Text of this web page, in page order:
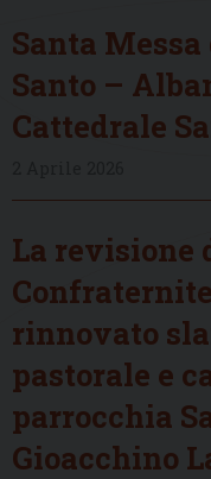
Santa
Santo –
Cattedrale
La revisione
rinnovato
pastorale e
parrocchia
Gioacchino